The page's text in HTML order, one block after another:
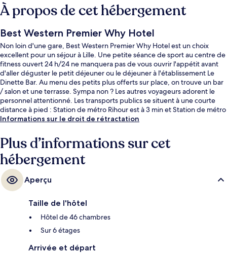
À propos de cet hébergement
Best Western Premier Why Hotel
Non loin d'une gare, Best Western Premier Why Hotel est un choix
excellent pour un séjour à Lille. Une petite séance de sport au centre de
fitness ouvert 24 h/24 ne manquera pas de vous ouvrir l'appétit avant
d'aller déguster le petit déjeuner ou le déjeuner à l'établissement Le
Dinette Bar. Au menu des petits plus offerts sur place, on trouve un bar
/ salon et une terrasse. Sympa non ? Les autres voyageurs adorent le
personnel attentionné. Les transports publics se situent à une courte
distance à pied : Station de métro Rihour est à 3 min et Station de métro
République - Beaux-Arts, à 5 min.
Informations sur le droit de rétractation
Plus d’informations sur cet
hébergement
Aperçu
Taille de l'hôtel
Hôtel de 46 chambres
Sur 6 étages
Arrivée et départ